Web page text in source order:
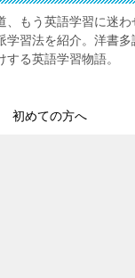
、もう英語学習に迷
学習法を紹介。洋書
する英語学習物語。
初めての方へ